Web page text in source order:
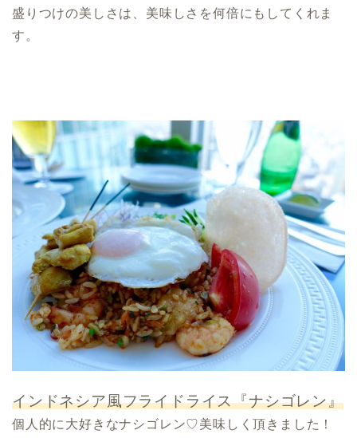
盛りつけの美しさは、美味しさを何倍にもしてくれま
す。
インドネシア風フライドライス『ナシゴレン』
個人的に大好きなナシゴレン♡美味しく頂きました！